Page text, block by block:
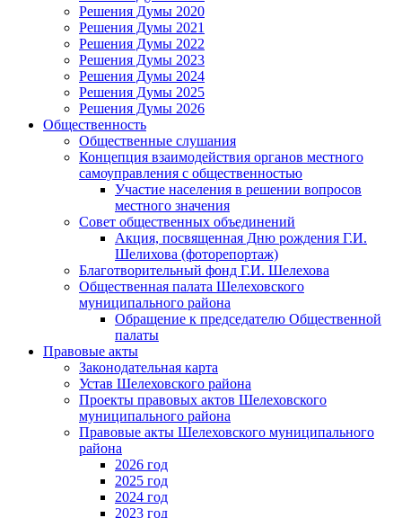
Решения Думы 2020
Решения Думы 2021
Решения Думы 2022
Решения Думы 2023
Решения Думы 2024
Решения Думы 2025
Решения Думы 2026
Общественность
Общественные слушания
Концепция взаимодействия органов местного
самоуправления с общественностью
Участие населения в решении вопросов
местного значения
Совет общественных объединений
Акция, посвященная Дню рождения Г.И.
Шелихова (фоторепортаж)
Благотворительный фонд Г.И. Шелехова
Общественная палата Шелеховского
муниципального района
Обращение к председателю Общественной
палаты
Правовые акты
Законодательная карта
Устав Шелеховского района
Проекты правовых актов Шелеховского
муниципального района
Правовые акты Шелеховского муниципального
района
2026 год
2025 год
2024 год
2023 год